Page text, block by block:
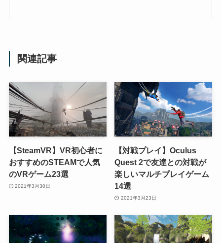
関連記事
【SteamVR】VR初心者に
おすすめのSTEAMで人気
のVRゲーム23選
2021年3月30日
【対戦プレイ】Oculus
Quest 2で友達との対戦が
楽しいマルチプレイゲーム
14選
2021年3月23日